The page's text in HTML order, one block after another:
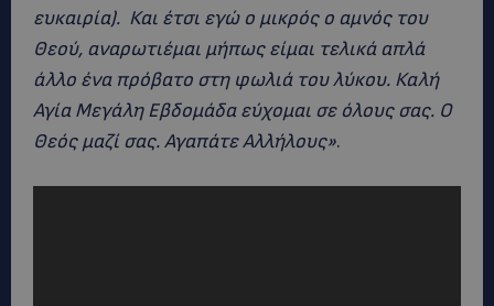
ευκαιρία). Και έτσι εγώ ο μικρός ο αμνός του
Θεού, αναρωτιέμαι μήπως είμαι τελικά απλά
άλλο ένα πρόβατο στη φωλιά του λύκου. Καλή
Αγία Μεγάλη Εβδομάδα εύχομαι σε όλους σας. Ο
Θεός μαζί σας. Αγαπάτε Αλλήλους».